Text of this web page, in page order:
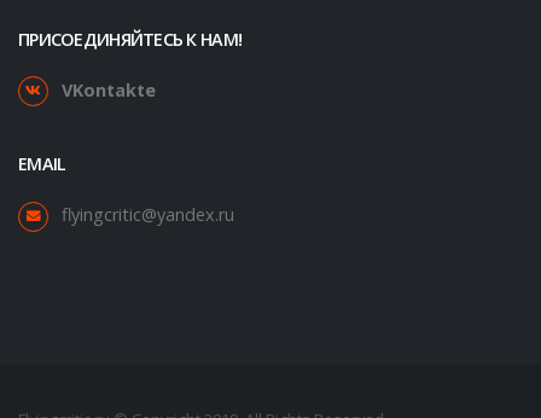
ПРИСОЕДИНЯЙТЕСЬ К НАМ!
VKontakte
EMAIL
flyingcritic@yandex.ru